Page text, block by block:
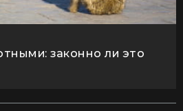
законно ли это